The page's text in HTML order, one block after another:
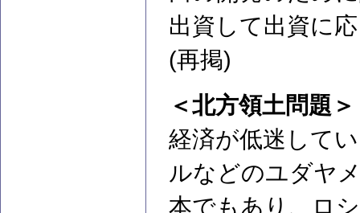
出資して出資に
(再掲)
＜北方領土問題＞
経済が低迷して
ルなどのユダヤ
本でもあり、ロ